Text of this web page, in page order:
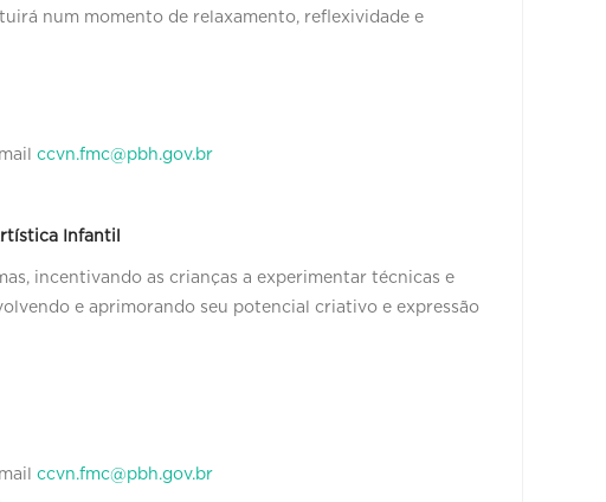
num momento de relaxamento, reflexividade e
ccvn.fmc@pbh.gov.br
Infantil
incentivando as crianças a experimentar técnicas e
e aprimorando seu potencial criativo e expressão
ccvn.fmc@pbh.gov.br